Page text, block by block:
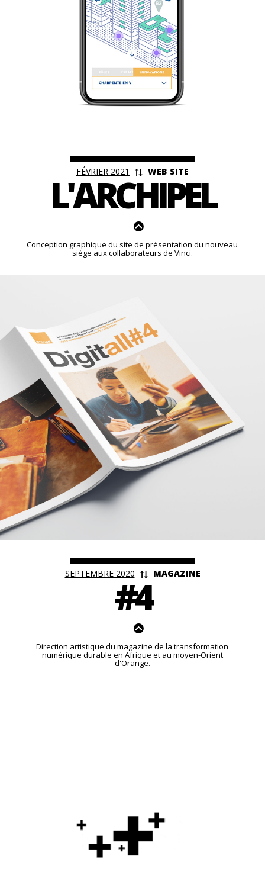
FÉVRIER 2021 < WEB SITE
L'ARCHIPEL
Conception graphique du site de présentation du nouveau
siège aux collaborateurs de Vinci.
Direction artistique du magazine de la transformation
numérique durable en Afrique et au moyen-Orient
d'Orange.
SEPTEMBRE 2020 < MAGAZINE
#4